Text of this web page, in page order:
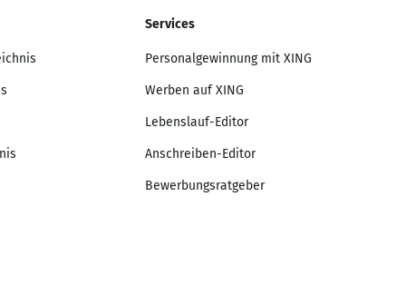
Services
Personalgewinnung mit XING
Werben auf XING
Lebenslauf-Editor
Anschreiben-Editor
Bewerbungsratgeber